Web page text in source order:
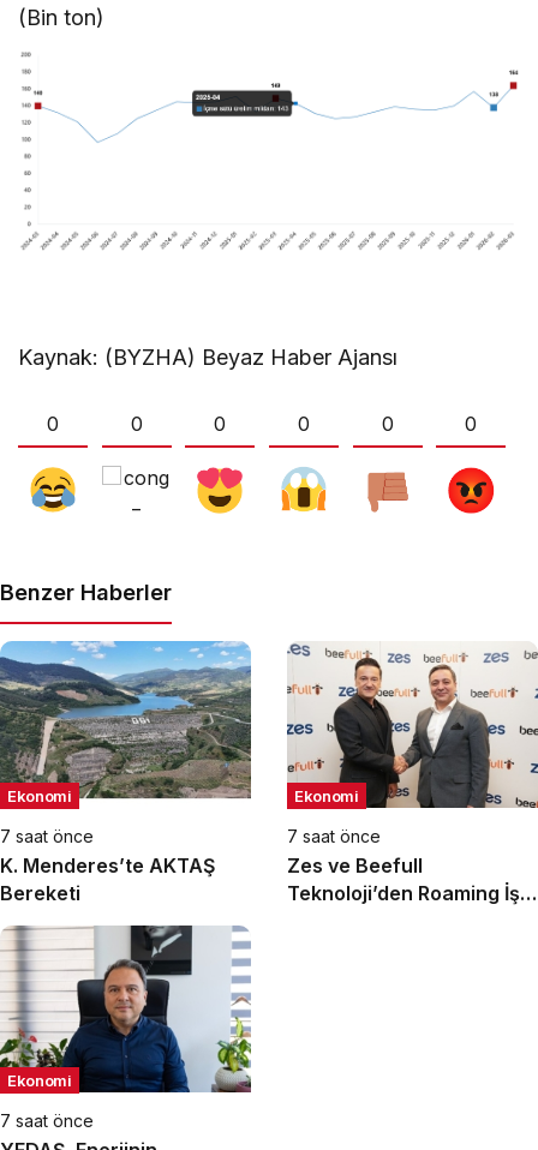
(Bin ton)
Kaynak: (BYZHA) Beyaz Haber Ajansı
0 0 0 0 0 0
Benzer Haberler
Ekonomi
7 saat önce
K. Menderes’te AKTAŞ
Bereketi
Ekonomi
7 saat önce
Zes ve Beefull
Teknoloji’den Roaming İş
Ekonomi
7 saat önce